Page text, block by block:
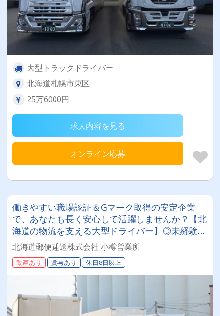
大型トラックドライバー
北海道札幌市東区
25万6000円
求人内容を見る
オンライン応募
働きやすい職場認証＆Gマーク取得の安定企業
で、あなたも長く安心して活躍しませんか？【北
海道の物流を支える大型ドライバー】◎未経験歓
迎◎残業月平均8～9時間◎賞与年3回（昨年度実
績：計4.05ヶ月分）◎カゴ台車メイン
北海道郵便逓送株式会社 小樽営業所
動画あり 賞与あり 休日8日以上